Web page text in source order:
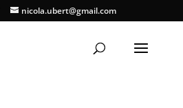
nicola.ubert@gmail.com